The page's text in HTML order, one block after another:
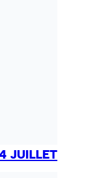
JUILLET